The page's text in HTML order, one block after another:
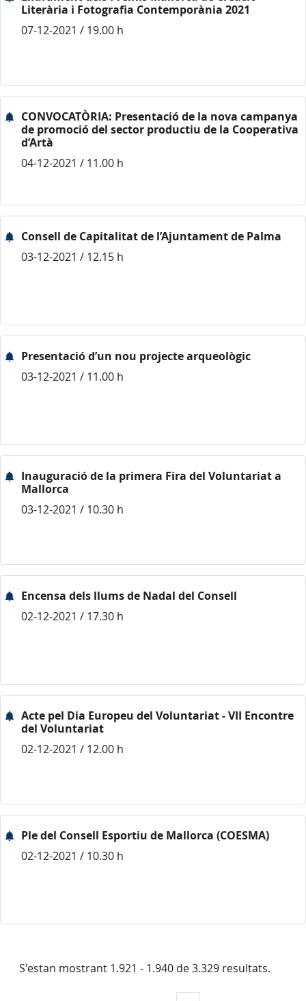
Literària i Fotografia Contemporània 2021
07-12-2021 / 19.00 h
CONVOCATÒRIA: Presentació de la nova campanya
de promoció del sector productiu de la Cooperativa
d’Artà
04-12-2021 / 11.00 h
Consell de Capitalitat de l’Ajuntament de Palma
03-12-2021 / 12.15 h
Presentació d’un nou projecte arqueològic
03-12-2021 / 11.00 h
Inauguració de la primera Fira del Voluntariat a
Mallorca
03-12-2021 / 10.30 h
Encensa dels llums de Nadal del Consell
02-12-2021 / 17.30 h
Acte pel Dia Europeu del Voluntariat - VII Encontre
del Voluntariat
02-12-2021 / 12.00 h
Ple del Consell Esportiu de Mallorca (COESMA)
02-12-2021 / 10.30 h
S'estan mostrant 1.921 - 1.940 de 3.329 resultats.